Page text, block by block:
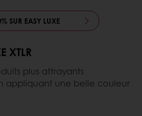
SUR EASY LUXE
XTLR
plus attrayants
appliquant une belle couleur